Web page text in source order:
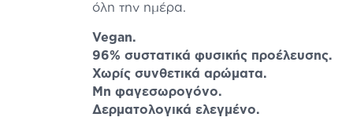
όλη την ημέρα.
Vegan.
96% συστατικά φυσικής προέλευσης.
Χωρίς συνθετικά αρώματα.
Μη φαγεσωρογόνο.
Δερματολογικά ελεγμένο.